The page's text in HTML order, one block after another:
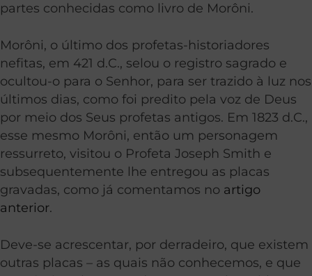
partes conhecidas como livro de Morôni.
Morôni, o último dos profetas-historiadores
nefitas, em 421 d.C., selou o registro sagrado e
ocultou-o para o Senhor, para ser trazido à luz nos
últimos dias, como foi predito pela voz de Deus
por meio dos Seus profetas antigos. Em 1823 d.C.,
esse mesmo Morôni, então um personagem
ressurreto, visitou o Profeta Joseph Smith e
subsequentemente lhe entregou as placas
gravadas, como já comentamos no artigo
anterior.
Deve-se acrescentar, por derradeiro, que existem
outras placas – as quais não conhecemos, e que